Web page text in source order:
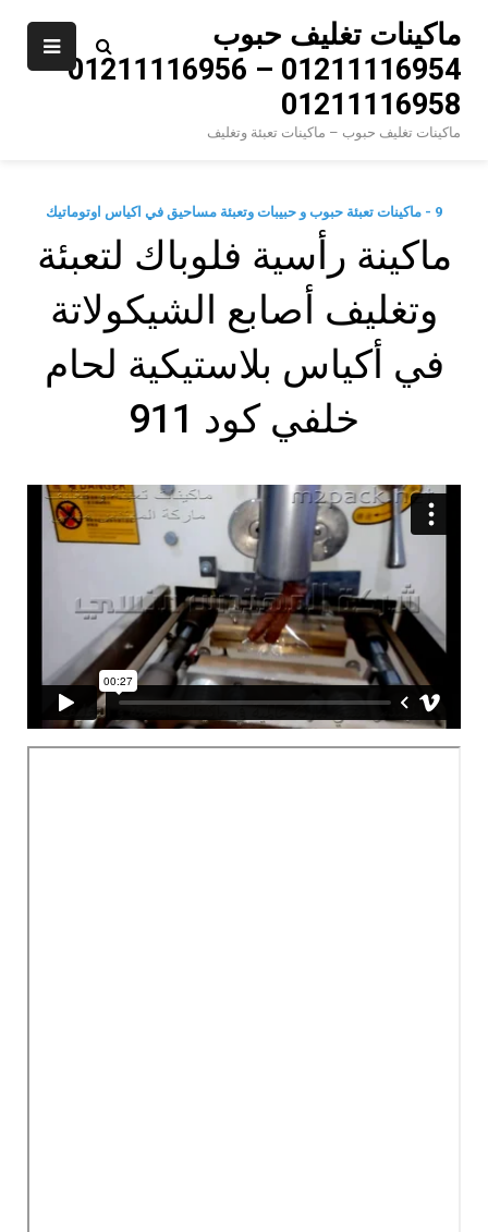
content
ماكينات تغليف حبوب
01211116954 – 01211116956 –
01211116958
ماكينات تغليف حبوب – ماكينات تعبئة وتغليف
9 - ماكينات تعبئة حبوب و حبيبات وتعبئة مساحيق في اكياس اوتوماتيك
ماكينة رأسية فلوباك لتعبئة
وتغليف أصابع الشيكولاتة
في أكياس بلاستيكية لحام
خلفي كود 911